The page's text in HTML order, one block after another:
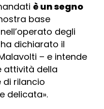
è un segno
base
degli
dichiarato il
– e intende
attività della
di rilancio
delicata».